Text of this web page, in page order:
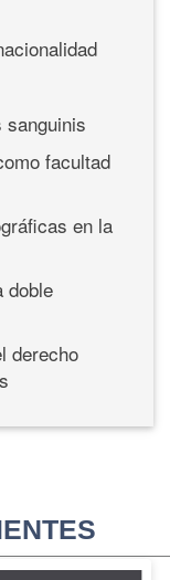
facultad
en la
doble
derecho